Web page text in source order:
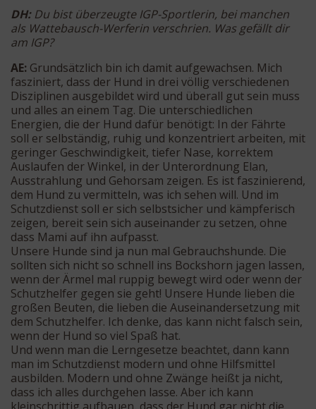
DH:Du bist überzeugte IGP-Sportlerin, bei manchen
als Wattebausch-Werferin verschrien. Was gefällt dir
am IGP?
AE: Grundsätzlich bin ich damit aufgewachsen. Mich
fasziniert, dass der Hund in drei völlig verschiedenen
Disziplinen ausgebildet wird und überall gut sein muss
und alles an einem Tag. Die unterschiedlichen
Energien, die der Hund dafür benötigt: In der Fährte
soll er selbständig, ruhig und konzentriert arbeiten, mit
geringer Geschwindigkeit, tiefer Nase, korrektem
Auslaufen der Winkel, in der Unterordnung Elan,
Ausstrahlung und Gehorsam zeigen. Es ist faszinierend,
dem Hund zu vermitteln, was ich sehen will. Und im
Schutzdienst soll er sich selbstsicher und kämpferisch
zeigen, bereit sein sich auseinander zu setzen, ohne
dass Mami auf ihn aufpasst.
Unsere Hunde sind ja nun mal Gebrauchshunde. Die
sollten sich nicht so schnell ins Bockshorn jagen lassen,
wenn der Ärmel mal ruppig bewegt wird oder wenn der
Schutzhelfer gegen sie geht! Unsere Hunde lieben die
großen Beuten, die lieben die Auseinandersetzung mit
dem Schutzhelfer. Ich denke, das kann nicht falsch sein,
wenn der Hund so viel Spaß hat.
Und wenn man die Lerngesetze beachtet, dann kann
man im Schutzdienst modern und ohne Hilfsmittel
ausbilden. Modern und ohne Zwänge heißt ja nicht,
dass ich alles durchgehen lasse. Aber ich kann